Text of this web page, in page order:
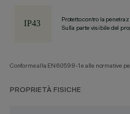
Protetto contro la
Sulla parte visibile del
Conforme alla EN60598-1 e alle normative
PROPRIETÀ FISICHE